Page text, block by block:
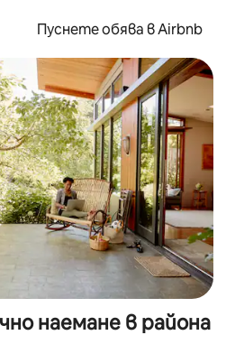
Пуснете обява в Airbnb
наемане в района